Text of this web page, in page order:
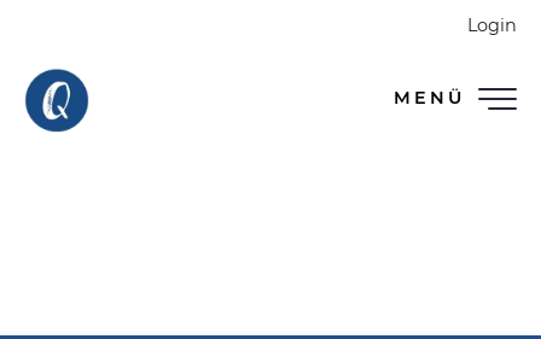
Login
MENÜ